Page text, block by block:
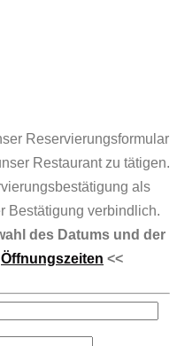
Reservierungsformular
Restaurant zu tätigen.
als
Bestätigung verbindlich.
des Datums und der
Öffnungszeiten <<